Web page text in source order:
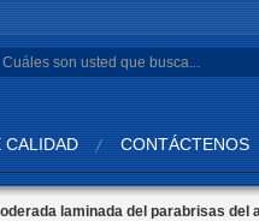
CALIDAD CONTÁCTENOS
laminada del parabrisas del